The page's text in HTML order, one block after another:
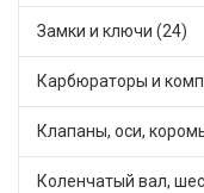
Замки и ключи (24)